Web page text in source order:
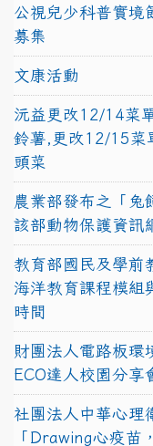
公視兒少科普實境
募集
文康活動
沅益更改12/14菜
鈴薯,更改12/15菜
頭菜
農業部發布之「兔
該部動物保護資訊
教育部國民及學前
海洋教育課程模組
時間
財團法人電路板環
ECO達人校園分享
社團法人中華心理
「Drawing心疫苗